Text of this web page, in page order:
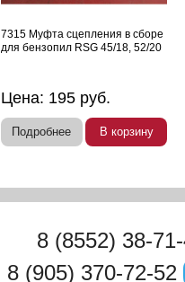
7315 Муфта сцепления в сборе
для бензопил RSG 45/18, 52/20
Цена: 195 руб.
Подробнее В корзину
8 (8552) 38-
8 (905) 370-72-52